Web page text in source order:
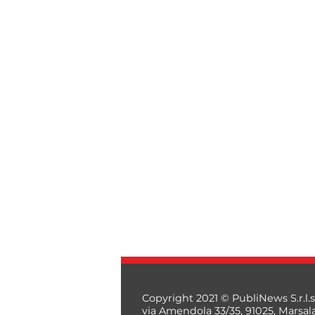
Copyright 2021 © PubliNews
via Amendola 33/35, 91025,